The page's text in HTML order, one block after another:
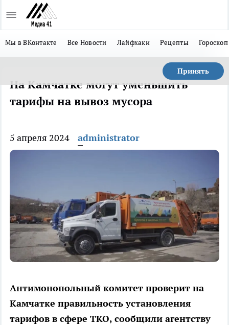
Мы в ВКонтакте Все Новости Лайфхаки Рецепты Гороскоп
Принять
На Камчатке могут уменьшить
тарифы на вывоз мусора
5 апреля 2024 administrator
Антимонопольный комитет проверит на
Камчатке правильность установления
тарифов в сфере ТКО, сообщили агентству